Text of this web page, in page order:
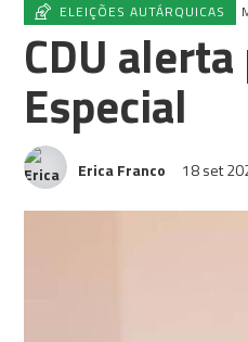
ELEIÇÕES AUTÁRQUICAS
CDU
Especial
Erica Franco 18 set